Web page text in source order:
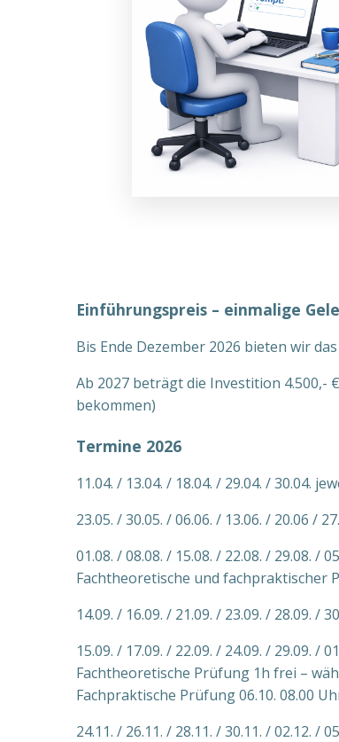
Einführungspreis – einmalige
Bis Ende Dezember 2026 bieten wir
Ab 2027 beträgt die Investition 4.500,-
bekommen)
Termine 2026
11.04. / 13.04. / 18.04. / 29.04. / 30.04.
23.05. / 30.05. / 06.06. / 13.06. / 20.06 /
01.08. / 08.08. / 15.08. / 22.08. / 29.08. /
Fachtheoretische und fachpraktischer
14.09. / 16.09. / 21.09. / 23.09. / 28.09. /
15.09. / 17.09. / 22.09. / 24.09. / 29.09. /
Fachtheoretische Prüfung 1h frei –
Fachpraktische Prüfung 06.10. 08.00
24.11. / 26.11. / 28.11. / 30.11. / 02.12. /